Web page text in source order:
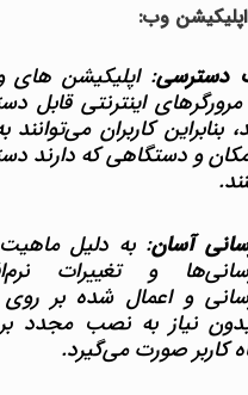
اپلیکیشن وب:
دسترسی: اپلیکیشن های
اینترنتی قابل
بنابراین کاربران می‌توانند
و دستگاهی که دارند
آسان: به دلیل
و تغییرات
و اعمال شده بر
نیاز به نصب مجدد
کاربر صورت می‌گیرد.